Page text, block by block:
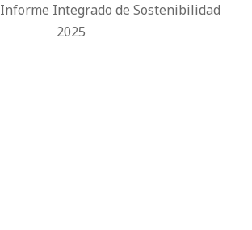
Informe Integrado de Sostenibilidad
2025